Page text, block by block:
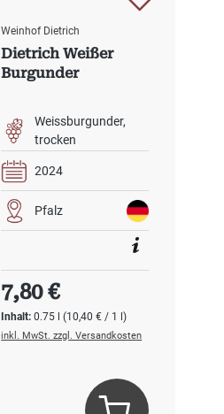
Weinhof Dietrich
Dietrich Weißer
Burgunder
Weissburgunder
trocken
2024
Pfalz
Inhalt:0.75 l(10,40 € / 1 l)
Regulärer Preis:
7,80 €
inkl. MwSt. zzgl. Versandkosten